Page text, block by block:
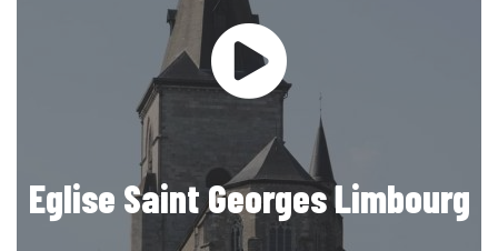
Eglise Saint Georges Limbourg